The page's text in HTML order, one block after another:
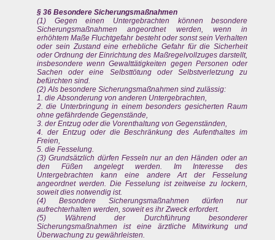
§ 36 Besondere Sicherungsmaßnahmen
(1) Gegen einen Untergebrachten können besondere
Sicherungsmaßnahmen angeordnet werden, wenn in
erhöhtem Maße Fluchtgefahr besteht oder sonst sein Verhalten
oder sein Zustand eine erhebliche Gefahr für die Sicherheit
oder Ordnung der Einrichtung des Maßregelvollzuges darstellt,
insbesondere wenn Gewalttätigkeiten gegen Personen oder
Sachen oder eine Selbsttötung oder Selbstverletzung zu
befürchten sind.
(2) Als besondere Sicherungsmaßnahmen sind zulässig:
1. die Absonderung von anderen Untergebrachten,
2. die Unterbringung in einem besonders gesicherten Raum
ohne gefährdende Gegenstände,
3. der Entzug oder die Vorenthaltung von Gegenständen,
4. der Entzug oder die Beschränkung des Aufenthaltes im
Freien,
5. die Fesselung.
(3) Grundsätzlich dürfen Fesseln nur an den Händen oder an
den Füßen angelegt werden. Im Interesse des
Untergebrachten kann eine andere Art der Fesselung
angeordnet werden. Die Fesselung ist zeitweise zu lockern,
soweit dies notwendig ist.
(4) Besondere Sicherungsmaßnahmen dürfen nur
aufrechterhalten werden, soweit es ihr Zweck erfordert.
(5) Während der Durchführung besonderer
Sicherungsmaßnahmen ist eine ärztliche Mitwirkung und
Überwachung zu gewährleisten.